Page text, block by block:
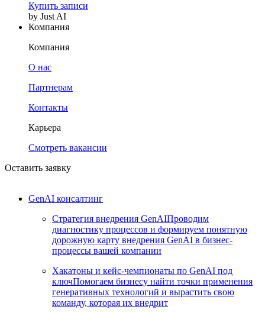
Купить записи
by Just AI
Компания
Компания
О нас
Партнерам
Контакты
Карьера
Смотреть вакансии
Оставить заявку
GenAI консалтинг
Стратегия внедрения GenAIПроводим
диагностику процессов и формируем понятную
дорожную карту внедрения GenAI в бизнес-
процессы вашей компании
Хакатоны и кейс-чемпионаты по GenAI под
ключПомогаем бизнесу найти точки применения
генеративных технологий и вырастить свою
команду, которая их внедрит